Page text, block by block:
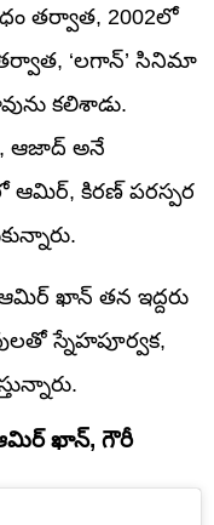
తర్వాత, 2002లో
‘లగాన్’ సినిమా
కలిశాడు.
ఆజాద్ అనే
ఆమిర్, కిరణ్ పరస్పర
ఖాన్ తన ఇద్దరు
స్నేహపూర్వక,
ఆమిర్ ఖాన్, గౌరీ